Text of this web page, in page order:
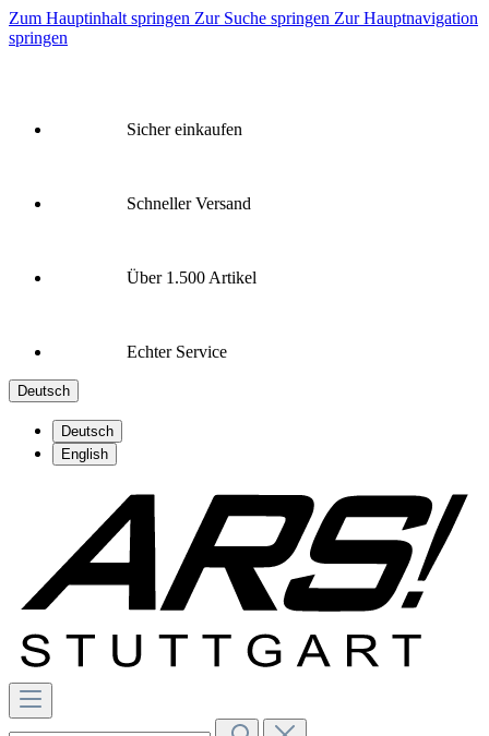
Zum Hauptinhalt springen Zur Suche springen Zur Hauptnavigation
springen
Sicher einkaufen
Schneller Versand
Über 1.500 Artikel
Echter Service
Deutsch
Deutsch
English